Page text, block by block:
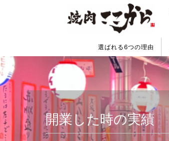
選ばれる6つの理由
開業した時の実績